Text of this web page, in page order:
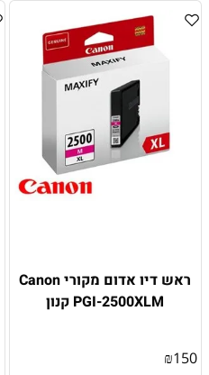
ראש דיו אדום מקורי Canon
PGI-2500XLM קנון
₪150